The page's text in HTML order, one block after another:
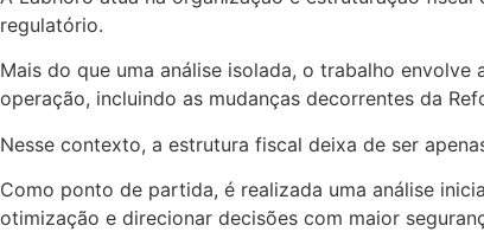
regulatório.
Mais do que uma análise isolada, o trabalho
operação, incluindo as mudanças decorrentes da
Nesse contexto, a estrutura fiscal deixa de ser
Como ponto de partida, é realizada uma análise
otimização e direcionar decisões com maior